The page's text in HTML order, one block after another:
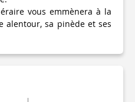
vous emmènera à la
alentour, sa pinède et ses